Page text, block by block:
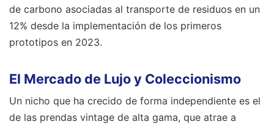
de carbono asociadas al transporte de residuos en un
12% desde la implementación de los primeros
prototipos en 2023.
El Mercado de Lujo y Coleccionismo
Un nicho que ha crecido de forma independiente es el
de las prendas vintage de alta gama, que atrae a